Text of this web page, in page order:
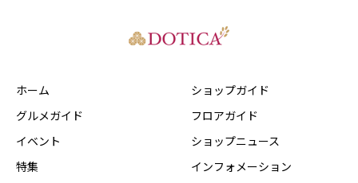
ホーム
グルメガイド
イベント
特集
ショップガイド
フロアガイド
ショップニュース
インフォメーション